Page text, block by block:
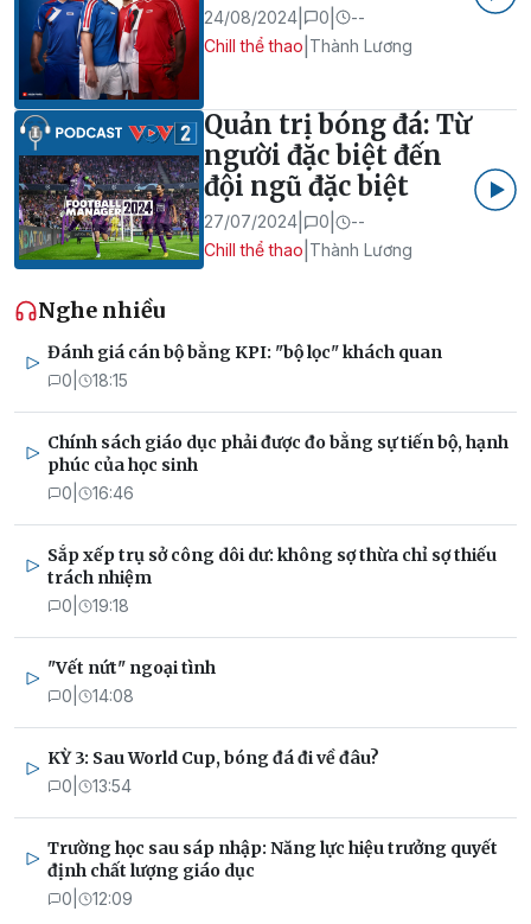
24/08/2024 0
--
Chill thể thao Thành Lương
Quản trị bóng đá: Từ
người đặc biệt đến
đội ngũ đặc biệt
27/07/2024 0
--
Chill thể thao Thành Lương
Nghe nhiều
Đánh giá cán bộ bằng KPI: "bộ lọc" khách quan
0 18:15
Chính sách giáo dục phải được đo bằng sự tiến bộ, hạnh
phúc của học sinh
0 16:46
Sắp xếp trụ sở công dôi dư: không sợ thừa chỉ sợ thiếu
trách nhiệm
0 19:18
"Vết nứt" ngoại tình
0 14:08
KỲ 3: Sau World Cup, bóng đá đi về đâu?
0 13:54
Trường học sau sáp nhập: Năng lực hiệu trưởng quyết
định chất lượng giáo dục
0 12:09